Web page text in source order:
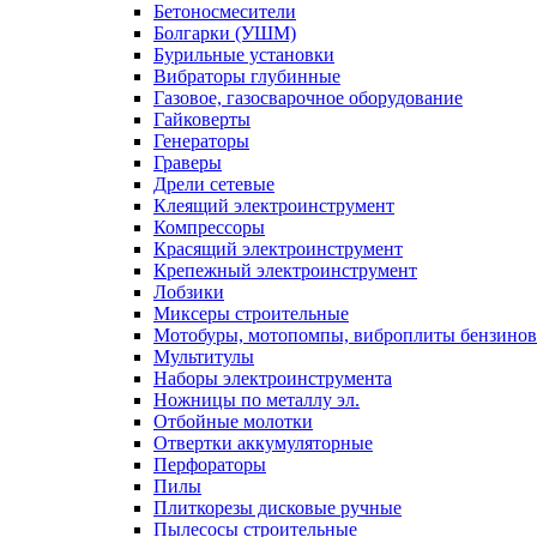
Бетоносмесители
Болгарки (УШМ)
Бурильные установки
Вибраторы глубинные
Газовое, газосварочное оборудование
Гайковерты
Генераторы
Граверы
Дрели сетевые
Клеящий электроинструмент
Компрессоры
Красящий электроинструмент
Крепежный электроинструмент
Лобзики
Миксеры строительные
Мотобуры, мотопомпы, виброплиты
Мультитулы
Наборы электроинструмента
Ножницы по металлу эл.
Отбойные молотки
Отвертки аккумуляторные
Перфораторы
Пилы
Плиткорезы дисковые ручные
Пылесосы строительные